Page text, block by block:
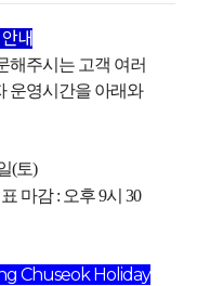
내
해주시는 고객 여러
운영시간을 아래와
(토)
마감 : 오후 9시 30
Chuseok Holiday